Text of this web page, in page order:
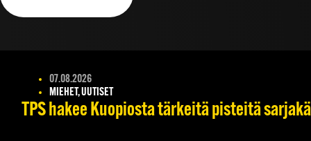
07.08.2026
MIEHET, UUTISET
TPS hakee Kuopiosta tärkeitä pisteitä